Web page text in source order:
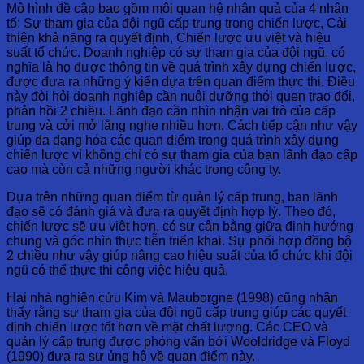
Mô hình đề cập bao gồm môi quan hệ nhân quả của 4 nhân
tố: Sự tham gia của đội ngũ cấp trung trong chiến lược, Cải
thiện khả năng ra quyết định, Chiến lược ưu việt và hiệu
suất tổ chức. Doanh nghiệp có sự tham gia của đội ngũ, có
nghĩa là họ được thông tin về quá trình xây dựng chiến lược,
được đưa ra những ý kiến dựa trên quan điểm thực thi. Điều
này đòi hỏi doanh nghiệp cần nuôi dưỡng thói quen trao đổi,
phản hồi 2 chiều. Lãnh đạo cần nhìn nhận vai trò của cấp
trung và cởi mở lắng nghe nhiều hơn. Cách tiếp cận như vậy
giúp đa dạng hóa các quan điểm trong quá trình xây dựng
chiến lược vì không chỉ có sự tham gia của ban lãnh đạo cấp
cao mà còn cả những người khác trong công ty.
Dựa trên những quan điểm từ quản lý cấp trung, ban lãnh
đạo sẽ có đánh giá và đưa ra quyết định hợp lý. Theo đó,
chiến lược sẽ ưu việt hơn, có sự cân bằng giữa định hướng
chung và góc nhìn thực tiễn triển khai. Sự phối hợp đồng bộ
2 chiều như vậy giúp nâng cao hiệu suất của tổ chức khi đội
ngũ có thể thực thi công việc hiệu quả.
Hai nhà nghiên cứu Kim và Mauborgne (1998) cũng nhận
thấy rằng sự tham gia của đội ngũ cấp trung giúp các quyết
định chiến lược tốt hơn về mặt chất lượng. Các CEO và
quản lý cấp trung được phỏng vấn bởi Wooldridge và Floyd
(1990) đưa ra sự ủng hộ về quan điểm này.